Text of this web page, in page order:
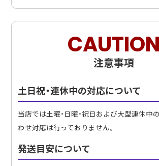
CAUTION
注意事項
土日祝・連休中の対応について
当店では土曜・日曜・祝日および大型連休中
わせ対応は行っておりません。
発送目安について